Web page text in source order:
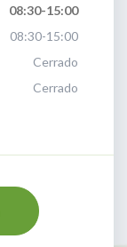
08:30-15:00
08:30-15:00
Cerrado
Cerrado